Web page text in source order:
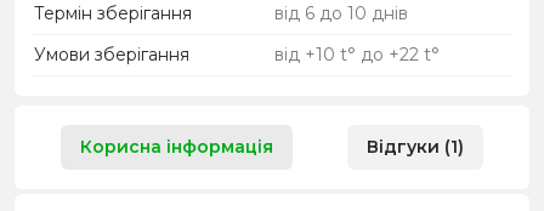
Термін зберігання
від 6 до 10 днів
Умови зберігання
від +10 t° до +22 t°
Корисна інформація Відгуки (1)